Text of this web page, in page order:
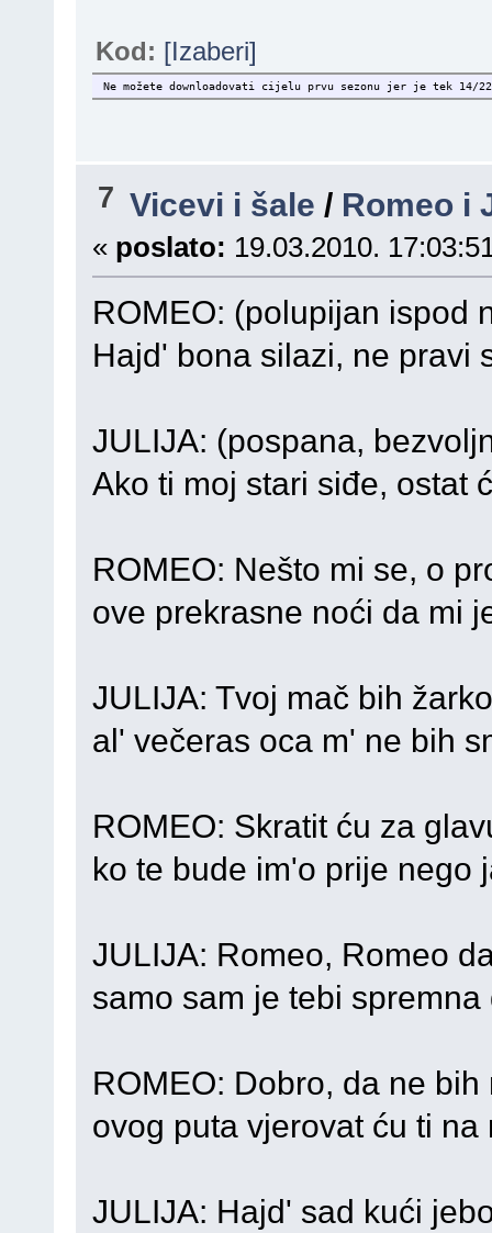
Kod: [Izaberi]
Ne možete downloadovati cijelu prvu sezonu jer je tek 14/
7 Vicevi i šale / Romeo i
« poslato: 19.03.2010.
ROMEO: (polupijan ispod
Hajd' bona silazi, ne pravi
JULIJA: (pospana,
Ako ti moj stari siđe, ostat
ROMEO: Nešto mi se, o
ove prekrasne noći da mi
JULIJA: Tvoj mač bih
al' večeras oca m' ne bih
ROMEO: Skratit ću za
ko te bude im'o prije nego
JULIJA: Romeo, Romeo
samo sam je tebi spremna
ROMEO: Dobro, da ne
ovog puta vjerovat ću ti na
JULIJA: Hajd' sad kući